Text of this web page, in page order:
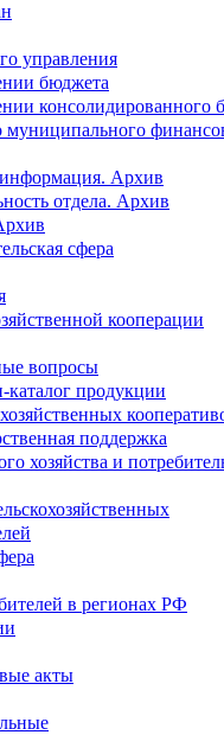
управления
бюджета
консолидированного
муниципального
Архив
отдела. Архив
сфера
кооперации
вопросы
продукции
поддержка
хозяйства и
в регионах РФ
акты